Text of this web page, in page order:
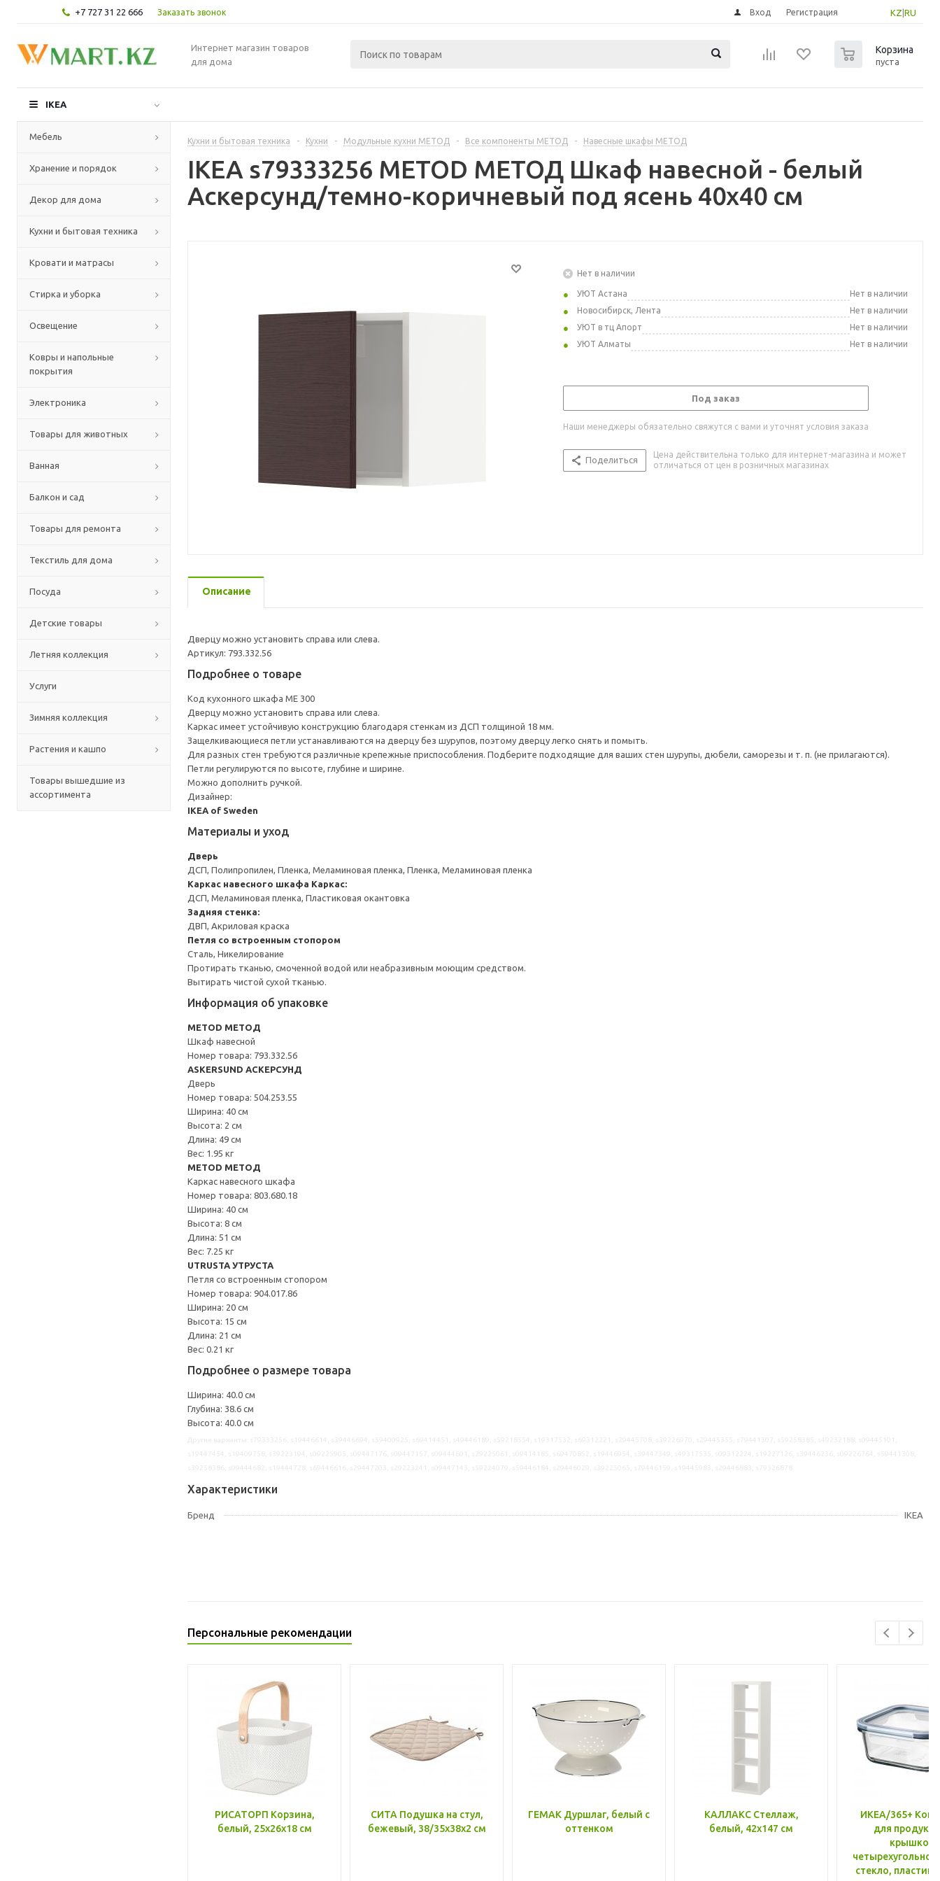
+7 727 31 22 666 Заказать звонок KZ RU
Вход Регистрация
Интернет магазин товаров
для дома
Корзина
пуста
IKEA
Мебель
Хранение и порядок
Декор для дома
Кухни и бытовая техника
Кровати и матрасы
Стирка и уборка
Освещение
Ковры и напольные
покрытия
Электроника
Товары для животных
Ванная
Балкон и сад
Товары для ремонта
Текстиль для дома
Посуда
Детские товары
Летняя коллекция
Услуги
Зимняя коллекция
Растения и кашпо
Товары вышедшие из
ассортимента
Кухни и бытовая техника - Кухни - Модульные кухни МЕТОД - Все компоненты МЕТОД - Навесные шкафы МЕТОД
IKEA s79333256 METOD МЕТОД Шкаф навесной - белый
Аскерсунд/темно-коричневый под ясень 40x40 см
Нет в наличии
УЮТ Астана
Нет в наличии
Новосибирск, Лента
Нет в наличии
УЮТ в тц Апорт
Нет в наличии
УЮТ Алматы
Нет в наличии
Под заказ
Наши менеджеры обязательно свяжутся с вами и уточнят условия заказа
Поделиться
Цена действительна только для интернет-магазина и может
отличаться от цен в розничных магазинах
Описание
Дверцу можно установить справа или слева.
Артикул: 793.332.56
Подробнее о товаре
Код кухонного шкафа ME 300
Дверцу можно установить справа или слева.
Каркас имеет устойчивую конструкцию благодаря стенкам из ДСП толщиной 18 мм.
Защелкивающиеся петли устанавливаются на дверцу без шурупов, поэтому дверцу легко снять и помыть.
Для разных стен требуются различные крепежные приспособления. Подберите подходящие для ваших стен шурупы, дюбели, саморезы и т. п. (не прилагаются).
Петли регулируются по высоте, глубине и ширине.
Можно дополнить ручкой.
Дизайнер:
IKEA of Sweden
Материалы и уход
Дверь
ДСП, Полипропилен, Пленка, Меламиновая пленка, Пленка, Меламиновая пленка
Каркас навесного шкафа Каркас:
ДСП, Меламиновая пленка, Пластиковая окантовка
Задняя стенка:
ДВП, Акриловая краска
Петля со встроенным стопором
Сталь, Никелирование
Протирать тканью, смоченной водой или неабразивным моющим средством.
Вытирать чистой сухой тканью.
Информация об упаковке
METOD МЕТОД
Шкаф навесной
Номер товара: 793.332.56
ASKERSUND АСКЕРСУНД
Дверь
Номер товара: 504.253.55
Ширина: 40 см
Высота: 2 см
Длина: 49 см
Вес: 1.95 кг
METOD МЕТОД
Каркас навесного шкафа
Номер товара: 803.680.18
Ширина: 40 см
Высота: 8 см
Длина: 51 см
Вес: 7.25 кг
UTRUSTA УТРУСТА
Петля со встроенным стопором
Номер товара: 904.017.86
Ширина: 20 см
Высота: 15 см
Длина: 21 см
Вес: 0.21 кг
Подробнее о размере товара
Ширина: 40.0 см
Глубина: 38.6 см
Высота: 40.0 см
Характеристики
Бренд IKEA
Персональные рекомендации
РИСАТОРП Корзина,
белый, 25x26x18 см
СИТА Подушка на стул,
бежевый, 38/35x38x2 см
ГЕМАК Дуршлаг, белый с
оттенком
КАЛЛАКС Стеллаж,
белый, 42x147 см
ИКЕА/365+
для
крышкой,
стекло, пластик